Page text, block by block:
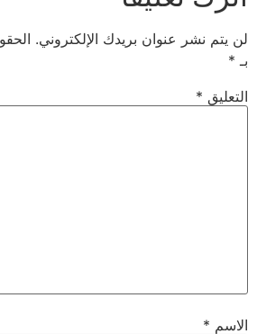
عنوان بريدك الإلكتروني. الحقول